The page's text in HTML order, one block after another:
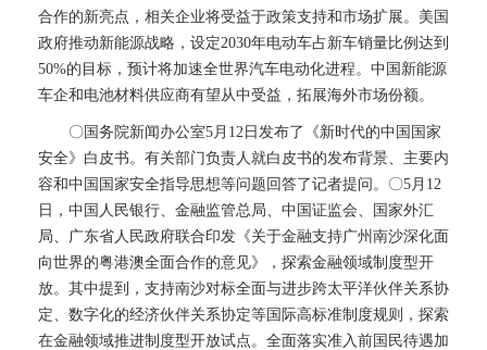
合作的新亮点，相关企业将受益于政策支持和市场扩展。美国
政府推动新能源战略，设定2030年电动车占新车销量比例达到
50%的目标，预计将加速全世界汽车电动化进程。中国新能源
车企和电池材料供应商有望从中受益，拓展海外市场份额。
〇国务院新闻办公室5月12日发布了《新时代的中国国家
安全》白皮书。有关部门负责人就白皮书的发布背景、主要内
容和中国国家安全指导思想等问题回答了记者提问。〇5月12
日，中国人民银行、金融监管总局、中国证监会、国家外汇
局、广东省人民政府联合印发《关于金融支持广州南沙深化面
向世界的粤港澳全面合作的意见》，探索金融领域制度型开
放。其中提到，支持南沙对标全面与进步跨太平洋伙伴关系协
定、数字化的经济伙伴关系协定等国际高标准制度规则，探索
在金融领域推进制度型开放试点。全面落实准入前国民待遇加